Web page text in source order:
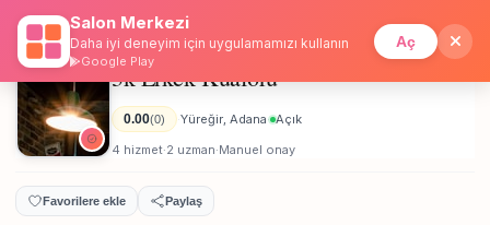
İstanbul Giriş Üye Ol
Anasayfa / Adana / 3k Erkek Kuaförü
3k Erkek Kuaförü
0.00(0) ·Yüreğir, Adana· Açık
4 hizmet·2 uzman·Manuel onay
Favorilere ekle Paylaş
Salon Merkezi
Daha iyi deneyim için uygulamamızı kullanın
Google Play
Aç